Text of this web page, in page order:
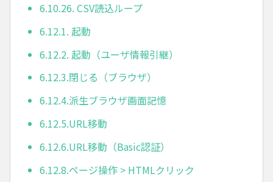
6.10.26. CSV読込ループ
6.12.1. 起動
6.12.2. 起動（ユーザ情報引継）
6.12.3.閉じる（ブラウザ）
6.12.4.派生ブラウザ画面記憶
6.12.5.URL移動
6.12.6.URL移動（Basic認証）
6.12.8.ページ操作 > HTMLクリック